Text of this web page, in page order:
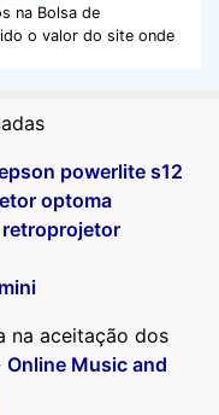
na Bolsa de
o valor do site onde
powerlite s12
optoma
retroprojetor
na aceitação dos
Online Music and